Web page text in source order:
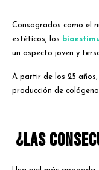
Consagrados como el
estéticos, los
un aspecto joven y
A partir de los 25
producción de
¿Las